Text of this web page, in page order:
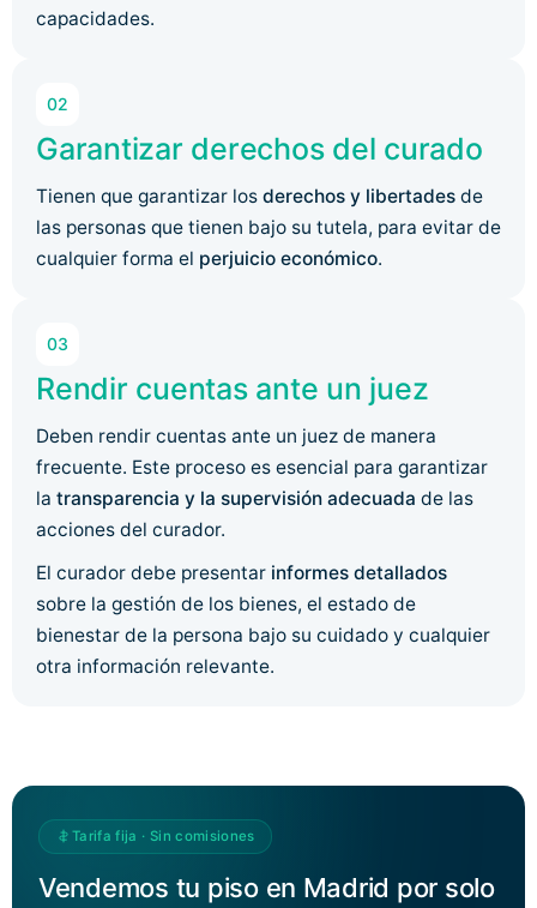
capacidades.
02
Garantizar derechos del curado
Tienen que garantizar los derechos y libertades de
las personas que tienen bajo su tutela, para evitar de
cualquier forma el perjuicio económico.
03
Rendir cuentas ante un juez
Deben rendir cuentas ante un juez de manera
frecuente. Este proceso es esencial para garantizar
la transparencia y la supervisión adecuada de las
acciones del curador.
El curador debe presentar informes detallados
sobre la gestión de los bienes, el estado de
bienestar de la persona bajo su cuidado y cualquier
otra información relevante.
Tarifa fija · Sin comisiones
Vendemos tu piso en Madrid por solo